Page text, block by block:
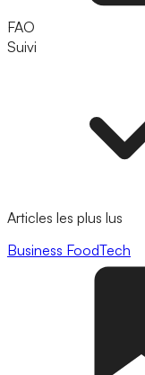
FAO
Suivi
Articles les plus lus
Business FoodTech